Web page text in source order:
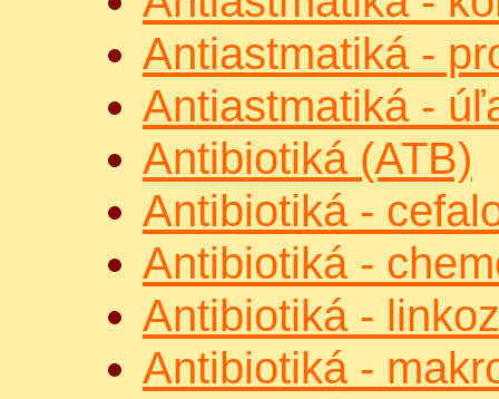
Antiastmatiká -
Antiastmatiká -
Antibiotiká (ATB)
Antibiotiká -
Antibiotiká -
Antibiotiká -
Antibiotiká -